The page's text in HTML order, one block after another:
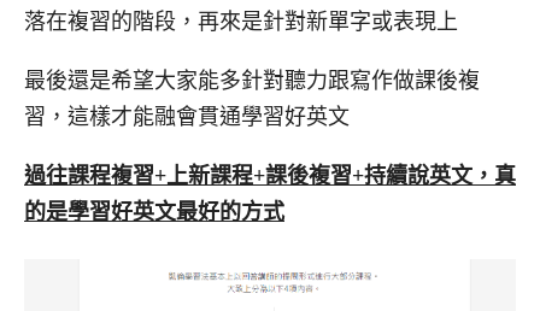
落在複習的階段，再來是針對新單字或表現上
最後還是希望大家能多針對聽力跟寫作做課後複
習，這樣才能融會貫通學習好英文
過往課程複習+上新課程+課後複習+持續說英文，真
的是學習好英文最好的方式